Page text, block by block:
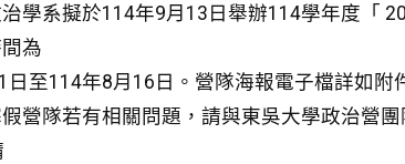
學系擬於114年9月13日舉辦114學年度「
為
日至114年8月16日。營隊海報電子檔詳如附
營隊若有相關問題，請與東吳大學政治營